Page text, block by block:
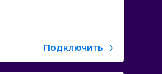
Подключить